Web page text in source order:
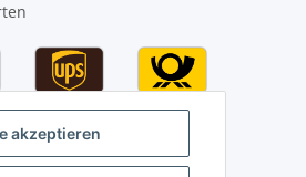
akzeptieren